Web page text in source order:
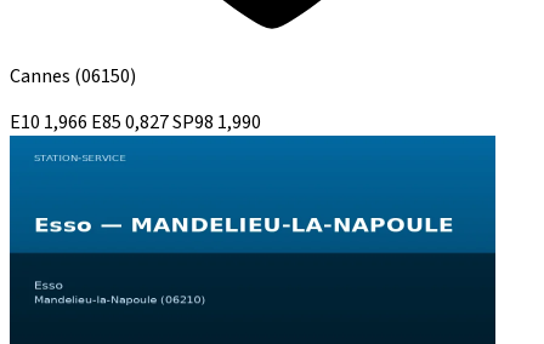
Cannes (06150)
E10 1,966 E850,827SP98 1,990